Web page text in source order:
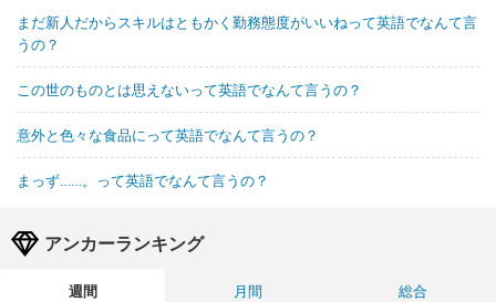
まだ新人だからスキルはともかく勤務態度がいいねって英語でなんて言
うの？
この世のものとは思えないって英語でなんて言うの？
意外と色々な食品にって英語でなんて言うの？
まっず……。って英語でなんて言うの？
アンカーランキング
週間 月間
総合